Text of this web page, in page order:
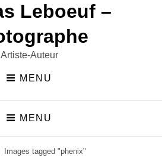
Leboeuf –
Artiste-Auteur
MENU
MENU
Images tagged "phenix"